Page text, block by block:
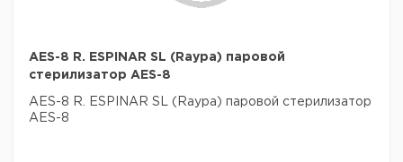
AES-8 R. ESPINAR SL (Raypa) паровой
стерилизатор AES-8
AES-8 R. ESPINAR SL (Raypa) паровой стерилизатор
AES-8